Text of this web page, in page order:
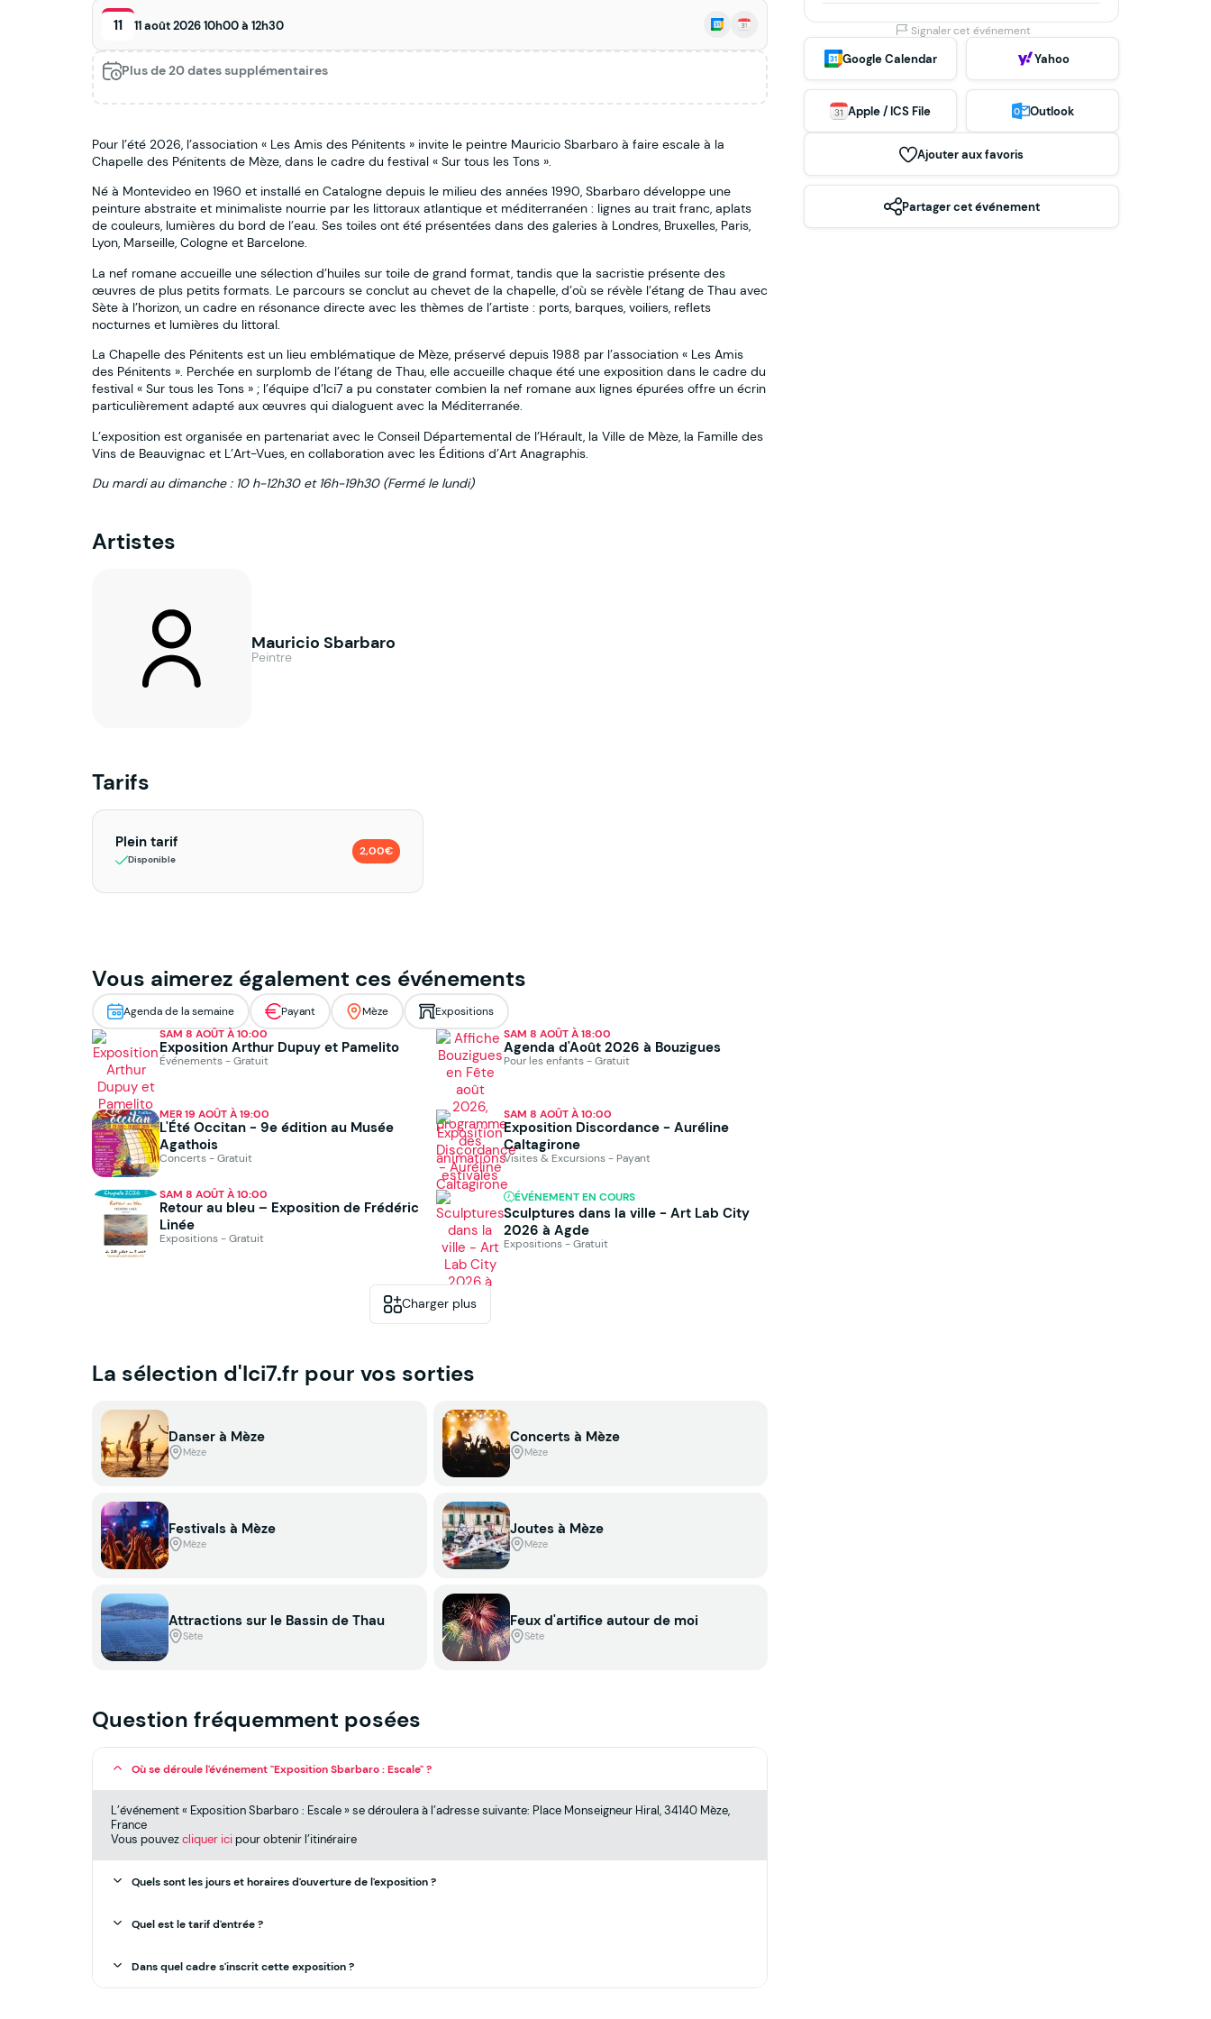
11 11 août 2026 10h00 à 12h30
Plus de 20 dates supplémentaires
Pour l’été 2026, l’association « Les Amis des Pénitents » invite le peintre Mauricio Sbarbaro à faire escale à la
Chapelle des Pénitents de Mèze, dans le cadre du festival « Sur tous les Tons ».
Né à Montevideo en 1960 et installé en Catalogne depuis le milieu des années 1990, Sbarbaro développe une
peinture abstraite et minimaliste nourrie par les littoraux atlantique et méditerranéen : lignes au trait franc, aplats
de couleurs, lumières du bord de l’eau. Ses toiles ont été présentées dans des galeries à Londres, Bruxelles, Paris,
Lyon, Marseille, Cologne et Barcelone.
La nef romane accueille une sélection d’huiles sur toile de grand format, tandis que la sacristie présente des
œuvres de plus petits formats. Le parcours se conclut au chevet de la chapelle, d’où se révèle l’étang de Thau avec
Sète à l’horizon, un cadre en résonance directe avec les thèmes de l’artiste : ports, barques, voiliers, reflets
nocturnes et lumières du littoral.
La Chapelle des Pénitents est un lieu emblématique de Mèze, préservé depuis 1988 par l’association « Les Amis
des Pénitents ». Perchée en surplomb de l’étang de Thau, elle accueille chaque été une exposition dans le cadre du
festival « Sur tous les Tons » ; l’équipe d’Ici7 a pu constater combien la nef romane aux lignes épurées offre un écrin
particulièrement adapté aux œuvres qui dialoguent avec la Méditerranée.
L’exposition est organisée en partenariat avec le Conseil Départemental de l’Hérault, la Ville de Mèze, la Famille des
Vins de Beauvignac et L’Art-Vues, en collaboration avec les Éditions d’Art Anagraphis.
Du mardi au dimanche : 10 h-12h30 et 16h-19h30 (Fermé le lundi)
Artistes
Mauricio Sbarbaro
Peintre
Tarifs
Plein tarif
Disponible
2,00€
Vous aimerez également ces événements
Agenda de la semaine Payant Mèze Expositions
SAM 8 AOÛT À 10:00
Exposition Arthur Dupuy et Pamelito
Événements - Gratuit
SAM 8 AOÛT À 18:00
Agenda d'Août 2026 à Bouzigues
Pour les enfants - Gratuit
MER 19 AOÛT À 19:00
L'Été Occitan - 9e édition au Musée
Agathois
Concerts - Gratuit
SAM 8 AOÛT À 10:00
Exposition Discordance - Auréline
Caltagirone
Visites & Excursions - Payant
SAM 8 AOÛT À 10:00
Retour au bleu – Exposition de Frédéric
Linée
Expositions - Gratuit
ÉVÉNEMENT EN COURS
Sculptures dans la ville - Art Lab City
2026 à Agde
Expositions - Gratuit
Charger plus
La sélection d'Ici7.fr pour vos sorties
Danser à Mèze
Mèze
Concerts à Mèze
Mèze
Festivals à Mèze
Mèze
Joutes à Mèze
Mèze
Attractions sur le Bassin de Thau
Sète
Feux d'artifice autour de moi
Sète
Question fréquemment posées
Où se déroule l'événement "Exposition Sbarbaro : Escale" ?
L’événement « Exposition Sbarbaro : Escale » se déroulera à l’adresse suivante: Place Monseigneur Hiral, 34140 Mèze,
France
Vous pouvezcliquer icipour obtenir l’itinéraire
Quels sont les jours et horaires d'ouverture de l'exposition ?
Quel est le tarif d'entrée ?
Dans quel cadre s'inscrit cette exposition ?
Signaler cet événement
Google Calendar Yahoo
Apple / ICS File Outlook
Ajouter aux favoris
Partager cet événement